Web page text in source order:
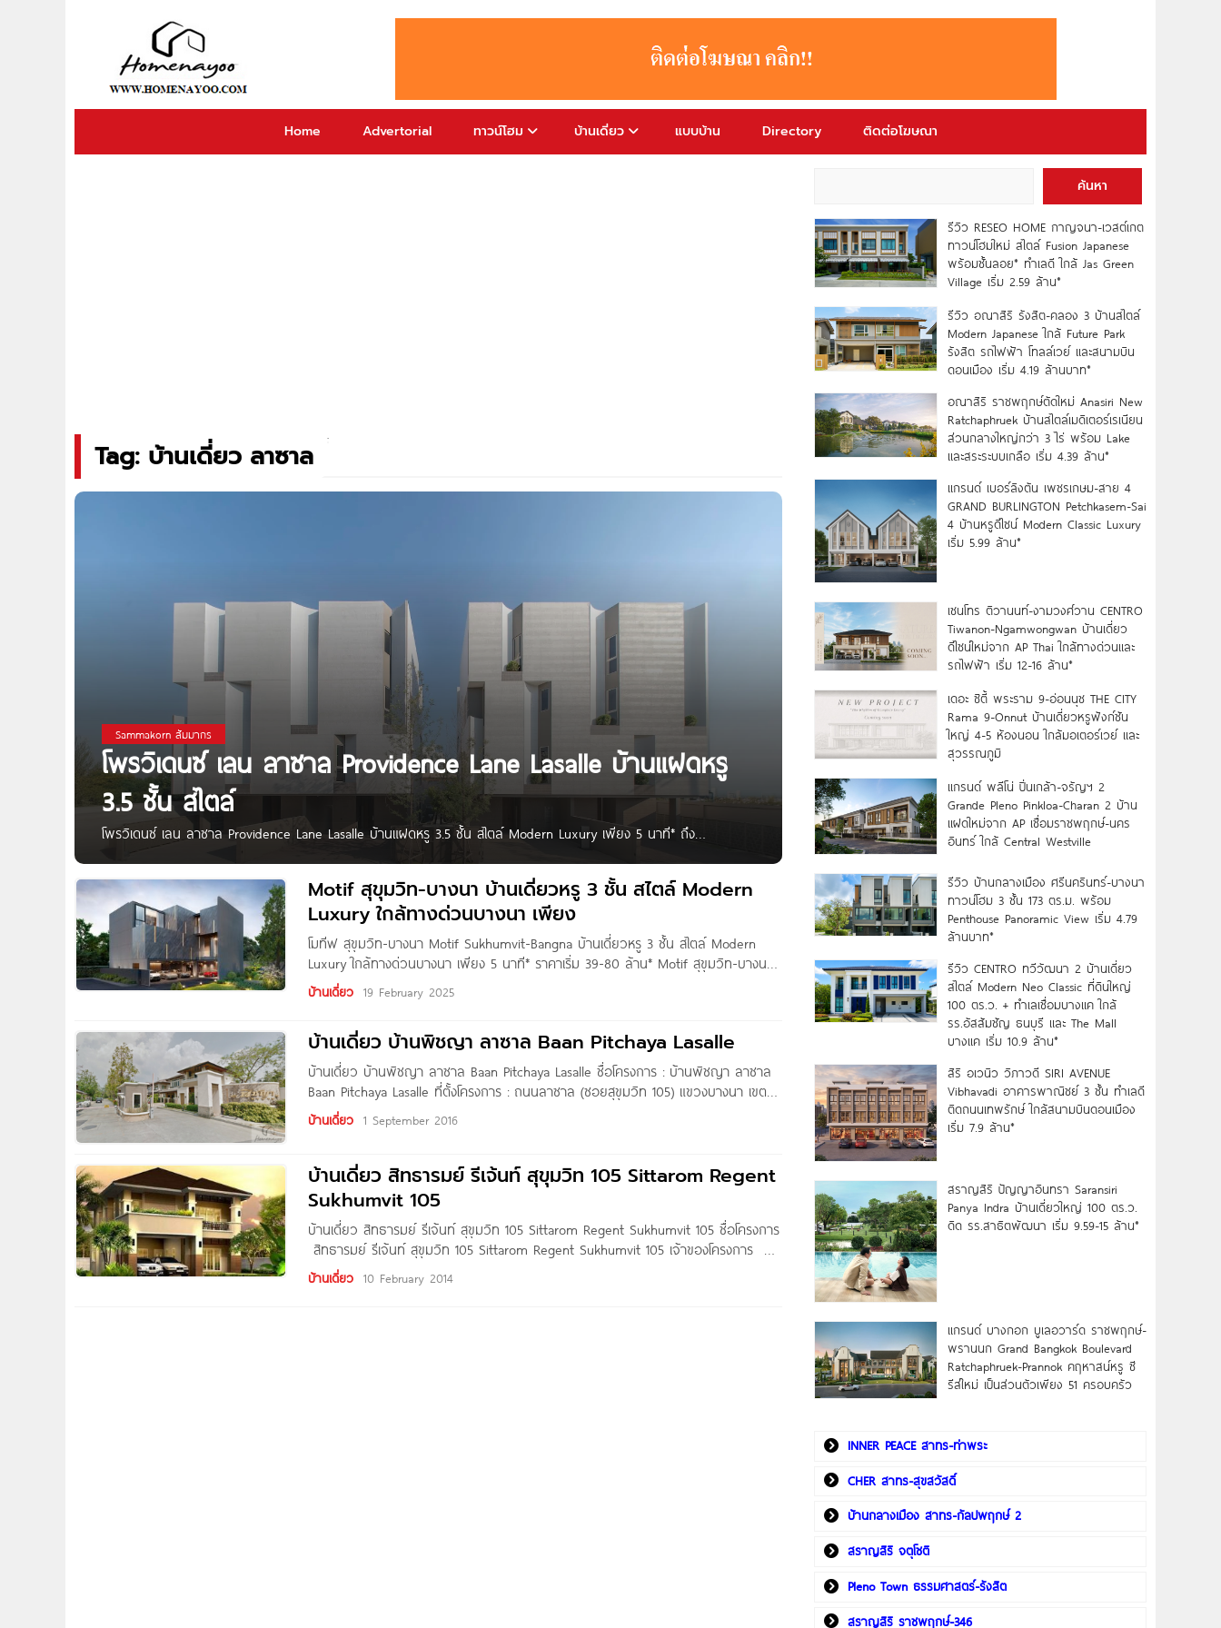
Home Advertorial ทาวน์โฮม บ้านเดี่ยว แบบบ้าน Directory ติดต่อโฆษณา
Tag: บ้านเดี่ยว ลาซาล
Sammakorn สัมมากร
โพรวิเดนซ์ เลน ลาซาล Providence Lane Lasalle บ้านแฝดหรู
3.5 ชั้น สไตล์
โพรวิเดนซ์ เลน ลาซาล Providence Lane Lasalle บ้านแฝดหรู 3.5 ชั้น สไตล์ Modern Luxury เพียง 5 นาที* ถึง
รร.บางกอกพัฒนา เริ่ม 25 ล้านบาท* Providence Lane ลาซาล บ้านแฝดหรู 3.5 ชั้น จาก บริษัท สัมมากร จำกัด
Motif สุขุมวิท-บางนา บ้านเดี่ยวหรู 3 ชั้น สไตล์ Modern
Luxury ใกล้ทางด่วนบางนา เพียง
โมทีฟ สุขุมวิท-บางนา Motif Sukhumvit-Bangna บ้านเดี่ยวหรู 3 ชั้น สไตล์ Modern
Luxury ใกล้ทางด่วนบางนา เพียง 5 นาที* ราคาเริ่ม 39-80 ล้าน* Motif สุขุมวิท-บางนา
บ้านเดี่ยวหรูโครงการใหม่ จาก Motif Development ที่ตั้งโครงการอยู่ซอยลาซาล 24 ทำเล
ที่เต็มไปด้วยศักยภาพ สามารถเชื่อมต่อใจกลางเมืองได้อย่างรวดเร็ว ใกล้ทางด่วนบางนา
บ้านเดี่ยว 19 February 2025
บ้านเดี่ยว บ้านพิชญา ลาซาล Baan Pitchaya Lasalle
บ้านเดี่ยว บ้านพิชญา ลาซาล Baan Pitchaya Lasalle ชื่อโครงการ : บ้านพิชญา ลาซาล
Baan Pitchaya Lasalle ที่ตั้งโครงการ : ถนนลาซาล (ซอยสุขุมวิท 105) แขวงบางนา เขต
บางนา กทม. โครงการโดยรอบ Cascade บางนา Enterprize Park บางนา Plex บางนา
The
บ้านเดี่ยว 1 September 2016
บ้านเดี่ยว สิทธารมย์ รีเจ้นท์ สุขุมวิท 105 Sittarom Regent
Sukhumvit 105
บ้านเดี่ยว สิทธารมย์ รีเจ้นท์ สุขุมวิท 105 Sittarom Regent Sukhumvit 105 ชื่อโครงการ
สิทธารมย์ รีเจ้นท์ สุขุมวิท 105 Sittarom Regent Sukhumvit 105 เจ้าของโครงการ นัท
ชา เฮาส์ซิ่ง ลักษณะโครงการ บ้านเดี่ยว สไตล์ Modern Tropical สูง 2-3 ชั้น พื้นที่
โครงการ 18
บ้านเดี่ยว 10 February 2014
ค้นหา
รีวิว RESEO HOME กาญจนา-เวสต์เกต
ทาวน์โฮมใหม่ สไตล์ Fusion Japanese
พร้อมชั้นลอย* ทำเลดี ใกล้ Jas Green
Village เริ่ม 2.59 ล้าน*
รีวิว อณาสิริ รังสิต-คลอง 3 บ้านสไตล์
Modern Japanese ใกล้ Future Park
รังสิต รถไฟฟ้า โทลล์เวย์ และสนามบิน
ดอนเมือง เริ่ม 4.19 ล้านบาท*
อณาสิริ ราชพฤกษ์ตัดใหม่ Anasiri New
Ratchaphruek บ้านสไตล์เมดิเตอร์เรเนียน
ส่วนกลางใหญ่กว่า 3 ไร่ พร้อม Lake
และสระระบบเกลือ เริ่ม 4.39 ล้าน*
แกรนด์ เบอร์ลิงตัน เพชรเกษม-สาย 4
GRAND BURLINGTON Petchkasem-Sai
4 บ้านหรูดีไซน์ Modern Classic Luxury
เริ่ม 5.99 ล้าน*
เซนโทร ติวานนท์-งามวงศ์วาน CENTRO
Tiwanon-Ngamwongwan บ้านเดี่ยว
ดีไซน์ใหม่จาก AP Thai ใกล้ทางด่วนและ
รถไฟฟ้า เริ่ม 12-16 ล้าน*
เดอะ ซิตี้ พระราม 9-อ่อนนุช THE CITY
Rama 9-Onnut บ้านเดี่ยวหรูฟังก์ชัน
ใหญ่ 4-5 ห้องนอน ใกล้มอเตอร์เวย์ และ
สุวรรณภูมิ
แกรนด์ พลีโน่ ปิ่นเกล้า-จรัญฯ 2
Grande Pleno Pinkloa-Charan 2 บ้าน
แฝดใหม่จาก AP เชื่อมราชพฤกษ์-นคร
อินทร์ ใกล้ Central Westville
รีวิว บ้านกลางเมือง ศรีนครินทร์-บางนา
ทาวน์โฮม 3 ชั้น 173 ตร.ม. พร้อม
Penthouse Panoramic View เริ่ม 4.79
ล้านบาท*
รีวิว CENTRO ทวีวัฒนา 2 บ้านเดี่ยว
สไตล์ Modern Neo Classic ที่ดินใหญ่
100 ตร.ว. + ทำเลเชื่อมบางแค ใกล้
รร.อัสสัมชัญ ธนบุรี และ The Mall
บางแค เริ่ม 10.9 ล้าน*
สิริ อเวนิว วิภาวดี SIRI AVENUE
Vibhavadi อาคารพาณิชย์ 3 ชั้น ทำเลดี
ติดถนนเทพรักษ์ ใกล้สนามบินดอนเมือง
เริ่ม 7.9 ล้าน*
สราญสิริ ปัญญาอินทรา Saransiri
Panya Indra บ้านเดี่ยวใหญ่ 100 ตร.ว.
ดิด รร.สาธิตพัฒนา เริ่ม 9.59-15 ล้าน*
แกรนด์ บางกอก บูเลอวาร์ด ราชพฤกษ์-
พรานนก Grand Bangkok Boulevard
Ratchaphruek-Prannok คฤหาสน์หรู ซี
รีส์ใหม่ เป็นส่วนตัวเพียง 51 ครอบครัว
INNER PEACE สาทร-ท่าพระ
CHER สาทร-สุขสวัสดิ์
บ้านกลางเมือง สาทร-กัลปพฤกษ์ 2
สราญสิริ จตุโชติ
Pleno Town ธรรมศาสตร์-รังสิต
สราญสิริ ราชพฤกษ์-346